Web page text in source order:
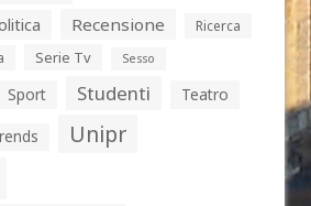
Recensione
Ricerca
Serie Tv Sesso
Sport Studenti Teatro
Unipr